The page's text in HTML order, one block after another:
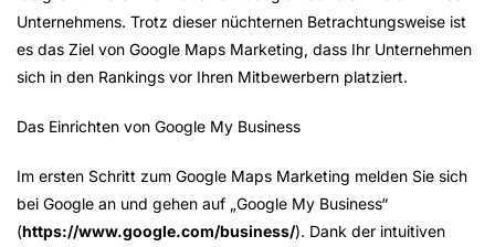
Unternehmens. Trotz dieser nüchternen Betrachtungsweise ist
es das Ziel von Google Maps Marketing, dass Ihr Unternehmen
sich in den Rankings vor Ihren Mitbewerbern platziert.
Das Einrichten von Google My Business
Im ersten Schritt zum Google Maps Marketing melden Sie sich
bei Google an und gehen auf „Google My Business“
(https://www.google.com/business/). Dank der intuitiven